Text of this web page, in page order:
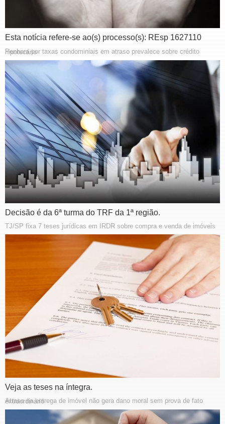
Esta notícia refere-se ao(s) processo(s): REsp 1627110
Penhora por taxas condominiais em atraso prevalece sobre crédito hipotecário
Decisão é da 6ª turma do TRF da 1ª região.
TJ/SP fixa 7 teses jurídicas em IRDR sobre compra e venda de imóveis
Veja as teses na íntegra.
Atraso na entrega de imóvel não gera dano moral sem prova de fato extraordinário